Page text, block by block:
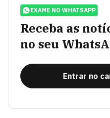
EXAME NO WHATSAPP
Receba as
no seu
Entrar no